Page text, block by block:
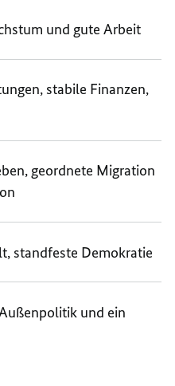
und gute Arbeit
stabile Finanzen,
geordnete Migration
standfeste Demokratie
und ein